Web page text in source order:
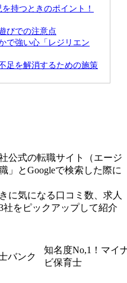
持つときのポイント！
びでの注意点
で強い心「レジリエン
足を解消するための施策
公式の転職サイト（エージ
とGoogleで検索した際に
に気になる口コミ数、求人
をピックアップして紹介
バンク
知名度No,1！ マイ
ビ保育士